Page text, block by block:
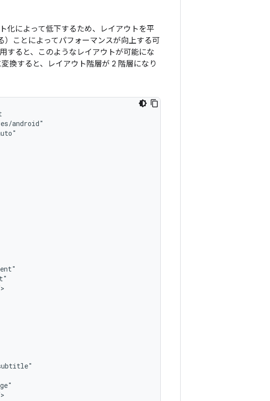
化によって低下するため、レイアウトを平
ことによってパフォーマンスが向上する可
すると、このようなレイアウトが可能にな
換すると、レイアウト階層が 2 階層になり